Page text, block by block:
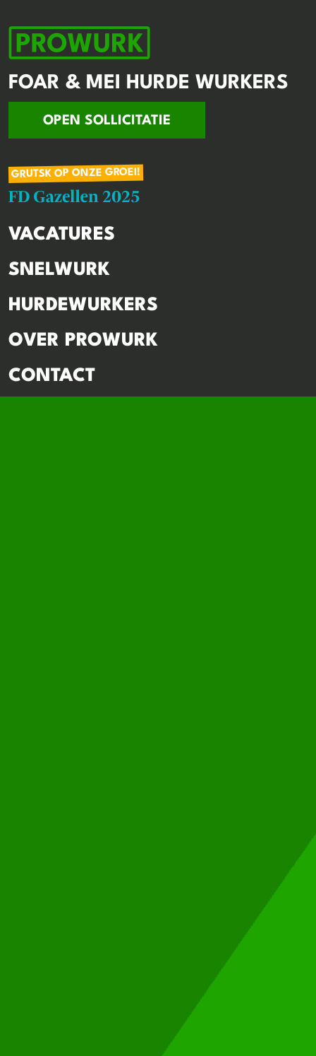
FOAR & MEI HURDE WURKERS
OPEN SOLLICITATIE
GRUTSK OP ONZE GROEI!
VACATURES
SNELWURK
HURDEWURKERS
OVER PROWURK
CONTACT